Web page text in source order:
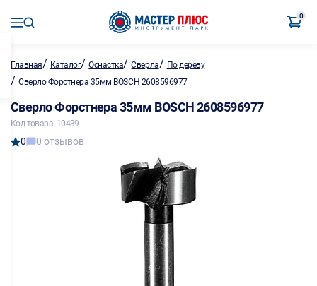
0
Главная/ Каталог/Оснастка/Сверла/ По дереву
/ Сверло Форстнера 35мм BOSCH 2608596977
Сверло Форстнера 35мм BOSCH 2608596977
Код товара: 10439
0 0 отзывов